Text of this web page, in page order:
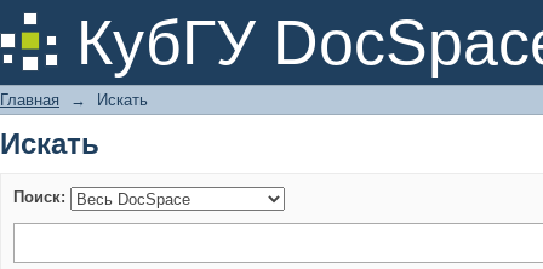
КубГУ
Искать
Главная → Искать
Искать
Поиск: